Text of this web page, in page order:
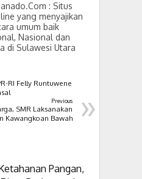
: Situs
yang menyajikan
umum baik
Nasional dan
di Sulawesi Utara
RI Felly Runtuwene
»
Previous
SMR Laksanakan
Kawangkoan Bawah
Pangan,